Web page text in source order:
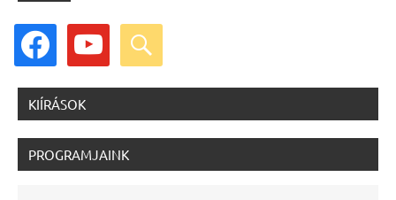
facebook youtube search
KIÍRÁSOK
PROGRAMJAINK